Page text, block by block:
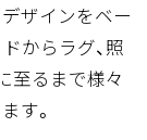
ザインをベー
からラグ、照
至るまで様々
す。